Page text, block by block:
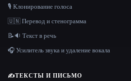
🎙️ Клонирование голоса
🇺🇳 Перевод и стенограмма
📝🔉 Текст в речь
🎧 Усилитель звука и удаление вокала
✍️ТЕКСТЫ И ПИСЬМО